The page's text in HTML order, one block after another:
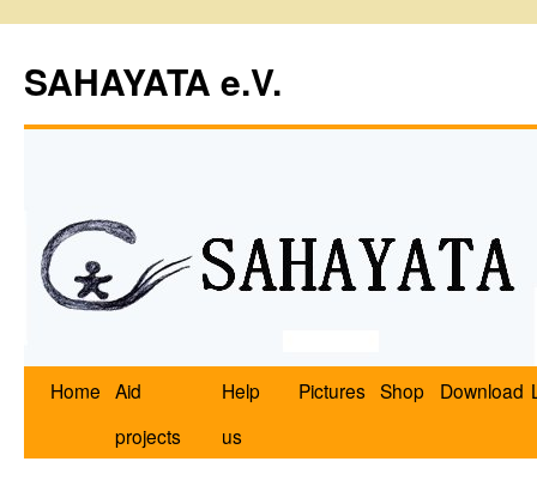
SAHAYATA e.V.
Home Aid
projects
Help
us
Pictures Shop Download